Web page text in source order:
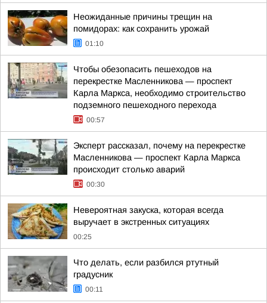
Неожиданные причины трещин на
помидорах: как сохранить урожай
01:10
Чтобы обезопасить пешеходов на
перекрестке Масленникова — проспект
Карла Маркса, необходимо строительство
подземного пешеходного перехода
00:57
Эксперт рассказал, почему на перекрестке
Масленникова — проспект Карла Маркса
происходит столько аварий
00:30
Невероятная закуска, которая всегда
выручает в экстренных ситуациях
00:25
Что делать, если разбился ртутный
градусник
00:11